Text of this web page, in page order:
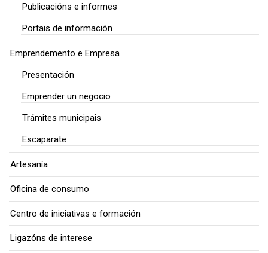
Publicacións e informes
Portais de información
Emprendemento e Empresa
Presentación
Emprender un negocio
Trámites municipais
Escaparate
Artesanía
Oficina de consumo
Centro de iniciativas e formación
Ligazóns de interese